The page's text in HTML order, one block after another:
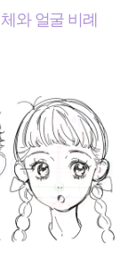
와 얼굴 비례